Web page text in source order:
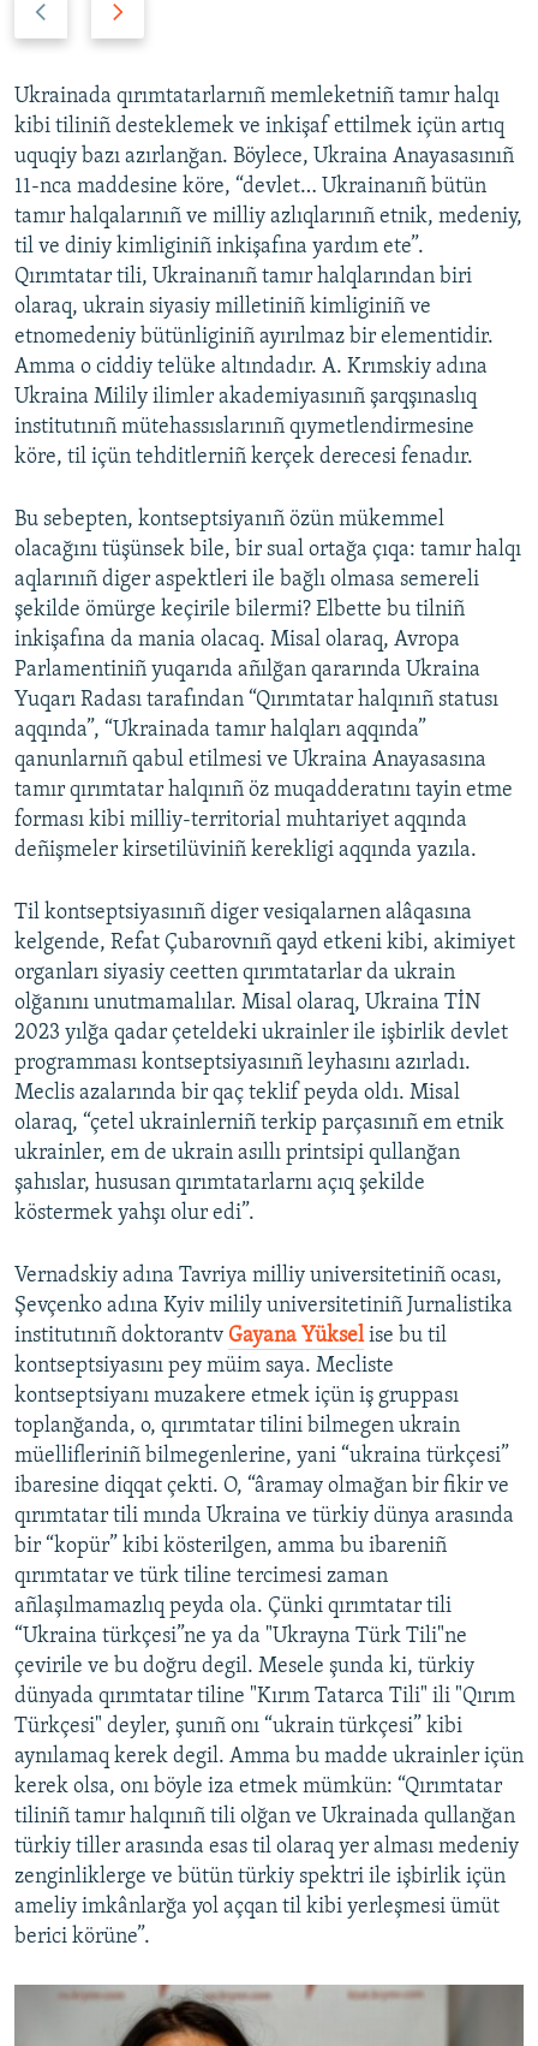
v
i
o
u
s
s
l
i
d
e
t
s
l
i
d
e
Ukrainada qırımtatarlarnıñ memleketniñ tamır halqı
kibi tiliniñ desteklemek ve inkişaf ettilmek içün artıq
uquqiy bazı azırlanğan. Böylece, Ukraina Anayasasınıñ
11-nca maddesine köre, “devlet… Ukrainanıñ bütün
tamır halqalarınıñ ve milliy azlıqlarınıñ etnik, medeniy,
til ve diniy kimliginiñ inkişafına yardım ete”.
Qırımtatar tili, Ukrainanıñ tamır halqlarından biri
olaraq, ukrain siyasiy milletiniñ kimliginiñ ve
etnomedeniy bütünliginiñ ayırılmaz bir elementidir.
Amma o ciddiy telüke altındadır. A. Krımskiy adına
Ukraina Milily ilimler akademiyasınıñ şarqşınaslıq
institutınıñ mütehassıslarınıñ qıymetlendirmesine
köre, til içün tehditlerniñ kerçek derecesi fenadır.
Bu sebepten, kontseptsiyanıñ özün mükemmel
olacağını tüşünsek bile, bir sual ortağa çıqa: tamır halqı
aqlarınıñ diger aspektleri ile bağlı olmasa semereli
şekilde ömürge keçirile bilermi? Elbette bu tilniñ
inkişafına da mania olacaq. Misal olaraq, Avropa
Parlamentiniñ yuqarıda añılğan qararında Ukraina
Yuqarı Radası tarafından “Qırımtatar halqınıñ statusı
aqqında”, “Ukrainada tamır halqları aqqında”
qanunlarnıñ qabul etilmesi ve Ukraina Anayasasına
tamır qırımtatar halqınıñ öz muqadderatını tayin etme
forması kibi milliy-territorial muhtariyet aqqında
deñişmeler kirsetilüviniñ kerekligi aqqında yazıla.
Til kontseptsiyasınıñ diger vesiqalarnen alâqasına
kelgende, Refat Çubarovnıñ qayd etkeni kibi, akimiyet
organları siyasiy ceetten qırımtatarlar da ukrain
olğanını unutmamalılar. Misal olaraq, Ukraina TİN
2023 yılğa qadar çeteldeki ukrainler ile işbirlik devlet
programması kontseptsiyasınıñ leyhasını azırladı.
Meclis azalarında bir qaç teklif peyda oldı. Misal
olaraq, “çetel ukrainlerniñ terkip parçasınıñ em etnik
ukrainler, em de ukrain asıllı printsipi qullanğan
şahıslar, hususan qırımtatarlarnı açıq şekilde
köstermek yahşı olur edi”.
Vernadskiy adına Tavriya milliy universitetiniñ ocası,
Şevçenko adına Kyiv milily universitetiniñ Jurnalistika
institutınıñ doktorantv Gayana Yükselise bu til
kontseptsiyasını pey müim saya. Mecliste
kontseptsiyanı muzakere etmek içün iş gruppası
toplanğanda, o, qırımtatar tilini bilmegen ukrain
müellifleriniñ bilmegenlerine, yani “ukraina türkçesi”
ibaresine diqqat çekti. O, “âramay olmağan bir fikir ve
qırımtatar tili mında Ukraina ve türkiy dünya arasında
bir “kopür” kibi kösterilgen, amma bu ibareniñ
qırımtatar ve türk tiline tercimesi zaman
añlaşılmamazlıq peyda ola. Çünki qırımtatar tili
“Ukraina türkçesi”ne ya da "Ukrayna Türk Tili"ne
çevirile ve bu doğru degil. Mesele şunda ki, türkiy
dünyada qırımtatar tiline "Kırım Tatarca Tili" ili "Qırım
Türkçesi" deyler, şunıñ onı “ukrain türkçesi” kibi
aynılamaq kerek degil. Amma bu madde ukrainler içün
kerek olsa, onı böyle iza etmek mümkün: “Qırımtatar
tiliniñ tamır halqınıñ tili olğan ve Ukrainada qullanğan
türkiy tiller arasında esas til olaraq yer alması medeniy
zenginliklerge ve bütün türkiy spektri ile işbirlik içün
ameliy imkânlarğa yol açqan til kibi yerleşmesi ümüt
berici körüne”.